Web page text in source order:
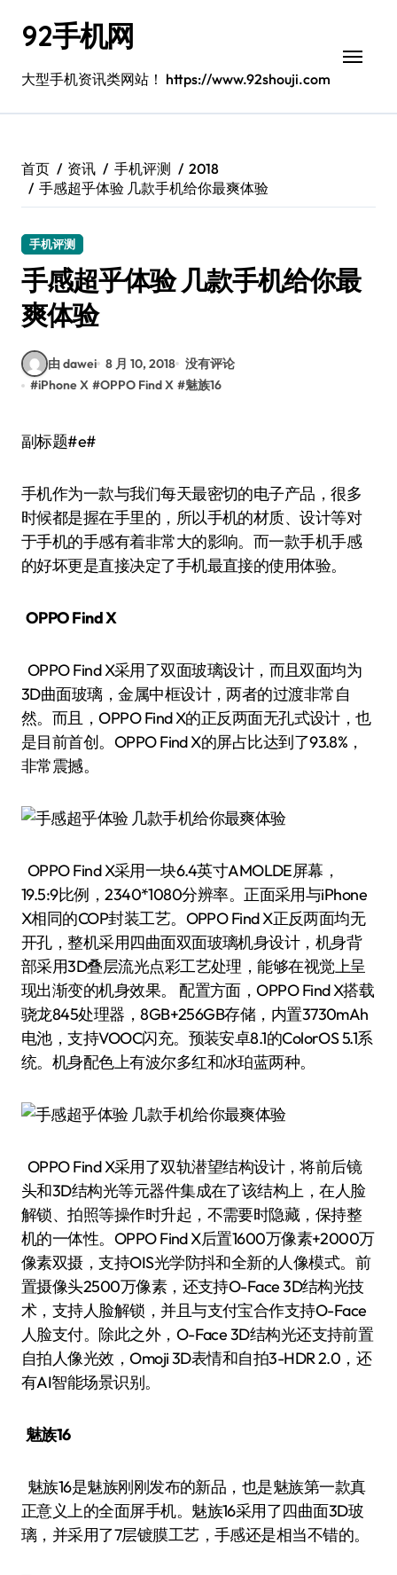
92手机网
大型手机资讯类网站！ https://www.92shouji.com
首页 资讯 手机评测
2018
手感超乎体验 几款手机给你最爽体验
手机评测
手感超乎体验 几款手机给你最
爽体验
由 dawei 8 月 10, 2018 没有评论
#iPhone X #OPPO Find X #魅族16
副标题#e#
手机作为一款与我们每天最密切的电子产品，很多
时候都是握在手里的，所以手机的材质、设计等对
于手机的手感有着非常大的影响。而一款手机手感
的好坏更是直接决定了手机最直接的使用体验。
OPPO Find X
OPPO Find X采用了双面玻璃设计，而且双面均为
3D曲面玻璃，金属中框设计，两者的过渡非常自
然。而且，OPPO Find X的正反两面无孔式设计，也
是目前首创。OPPO Find X的屏占比达到了93.8%，
非常震撼。
OPPO Find X采用一块6.4英寸AMOLDE屏幕，
19.5:9比例，2340*1080分辨率。正面采用与iPhone
X相同的COP封装工艺。OPPO Find X正反两面均无
开孔，整机采用四曲面双面玻璃机身设计，机身背
部采用3D叠层流光点彩工艺处理，能够在视觉上呈
现出渐变的机身效果。 配置方面，OPPO Find X搭载
骁龙845处理器，8GB+256GB存储，内置3730mAh
电池，支持VOOC闪充。预装安卓8.1的ColorOS 5.1系
统。机身配色上有波尔多红和冰珀蓝两种。
OPPO Find X采用了双轨潜望结构设计，将前后镜
头和3D结构光等元器件集成在了该结构上，在人脸
解锁、拍照等操作时升起，不需要时隐藏，保持整
机的一体性。OPPO Find X后置1600万像素+2000万
像素双摄，支持OIS光学防抖和全新的人像模式。前
置摄像头2500万像素，还支持O-Face 3D结构光技
术，支持人脸解锁，并且与支付宝合作支持O-Face
人脸支付。除此之外，O-Face 3D结构光还支持前置
自拍人像光效，Omoji 3D表情和自拍3-HDR 2.0，还
有AI智能场景识别。
魅族16
魅族16是魅族刚刚发布的新品，也是魅族第一款真
正意义上的全面屏手机。魅族16采用了四曲面3D玻
璃，并采用了7层镀膜工艺，手感还是相当不错的。